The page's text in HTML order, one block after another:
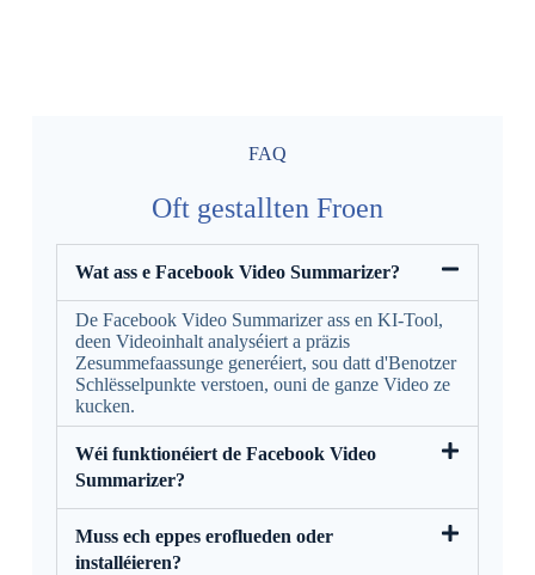
FAQ
Oft gestallten Froen
Wat ass e Facebook Video Summarizer?
De Facebook Video Summarizer ass en KI-Tool,
deen Videoinhalt analyséiert a präzis
Zesummefaassunge generéiert, sou datt d'Benotzer
Schlësselpunkte verstoen, ouni de ganze Video ze
kucken.
Wéi funktionéiert de Facebook Video
Summarizer?
Muss ech eppes eroflueden oder
installéieren?